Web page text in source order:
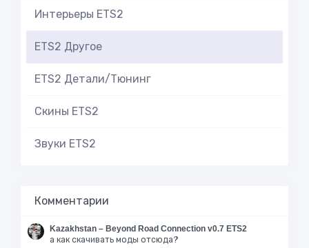
Интерьеры ETS2
ETS2 Другое
ETS2 Детали/Тюнинг
Скины ETS2
Звуки ETS2
Комментарии
Kazakhstan – Beyond Road Connection v0.7 ETS2
а как скачивать моды отсюда?